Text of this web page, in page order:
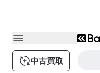
中古買取